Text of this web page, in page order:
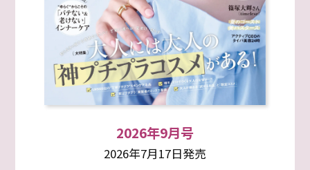
2026年9月号
2026年7月17日発売